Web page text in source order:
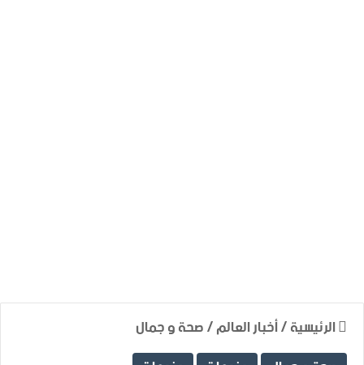
الرئيسية/أخبار العالم/صحة و جمال